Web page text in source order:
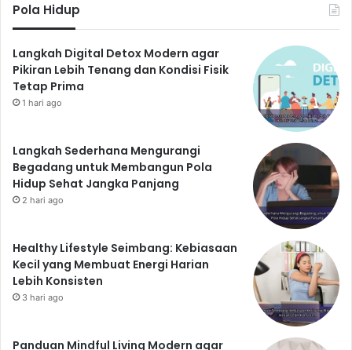
Pola Hidup
Langkah Digital Detox Modern agar
Pikiran Lebih Tenang dan Kondisi Fisik
Tetap Prima
1 hari ago
Langkah Sederhana Mengurangi
Begadang untuk Membangun Pola
Hidup Sehat Jangka Panjang
2 hari ago
Healthy Lifestyle Seimbang: Kebiasaan
Kecil yang Membuat Energi Harian
Lebih Konsisten
3 hari ago
Panduan Mindful Living Modern agar